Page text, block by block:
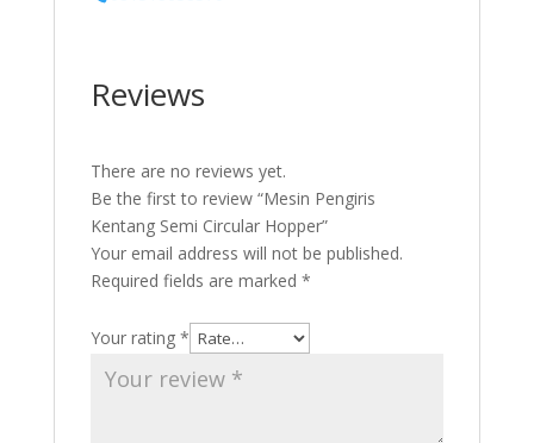
Reviews
There are no reviews yet.
Be the first to review “Mesin Pengiris
Kentang Semi Circular Hopper”
Your email address will not be published.
Required fields are marked *
Your rating *